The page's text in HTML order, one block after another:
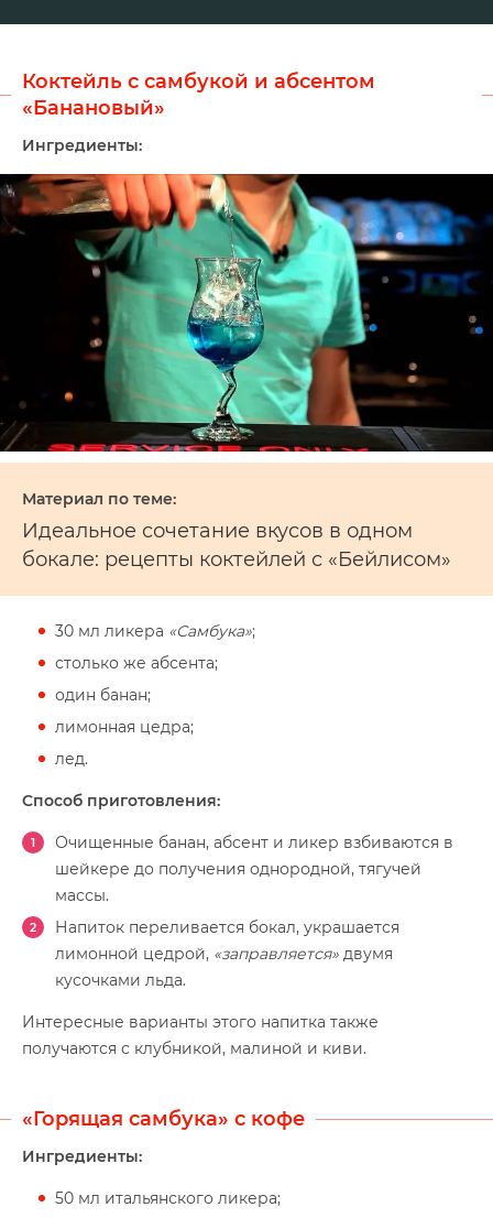
Коктейль с самбукой и абсентом
«Банановый»
Ингредиенты:
Идеальное сочетание вкусов в одном
бокале: рецепты коктейлей с «Бейлисом»
30 мл ликера «Самбука»;
столько же абсента;
один банан;
лимонная цедра;
лед.
Способ приготовления:
Очищенные банан, абсент и ликер взбиваются в
шейкере до получения однородной, тягучей
массы.
Напиток переливается бокал, украшается
лимонной цедрой, «заправляется» двумя
кусочками льда.
Интересные варианты этого напитка также
получаются с клубникой, малиной и киви.
«Горящая самбука» с кофе
Ингредиенты:
50 мл итальянского ликера;